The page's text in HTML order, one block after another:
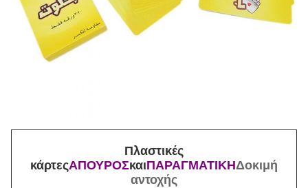
Πλαστικές
κάρτεςΑΠΟΥΡΟΣκαιΠΑΡΑΓΜΑΤΙΚΗΔοκιμή
αντοχής